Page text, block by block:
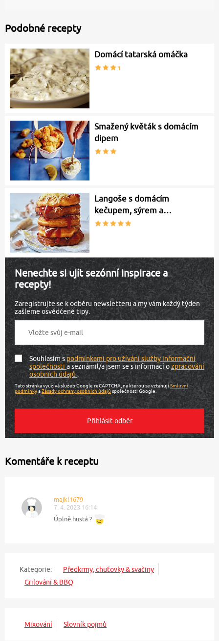
Podobné recepty
Domácí tatarská omáčka
Smažený květák s domácím
dipem
Langoše s domácím
kečupem, sýrem a…
Nenechte si ujít sezónní inspirace a
recepty!
Zaregistrujte se k odběru newsletteru a my vám každý týden
zašleme osvědčené tipy.
Souhlasím spodmínkami pro užívání služby informační
společnostia seznámil/a jsem se s informací ozpracování
osobních údajů.
Tato stránka využívá služeb Google reCAPTCHA, na kterou se vztahujíSmluvní
podmínkyaZásady ochrany osobních údajů společnosti Google.
Komentáře k receptu
majkl1679
7. 4. 2023 16:14
Úplně hustá ?
Kategorie:
Předkrmy, chuťovky & svačiny
Grilování & BBQ
Mixování Slovník pojmů